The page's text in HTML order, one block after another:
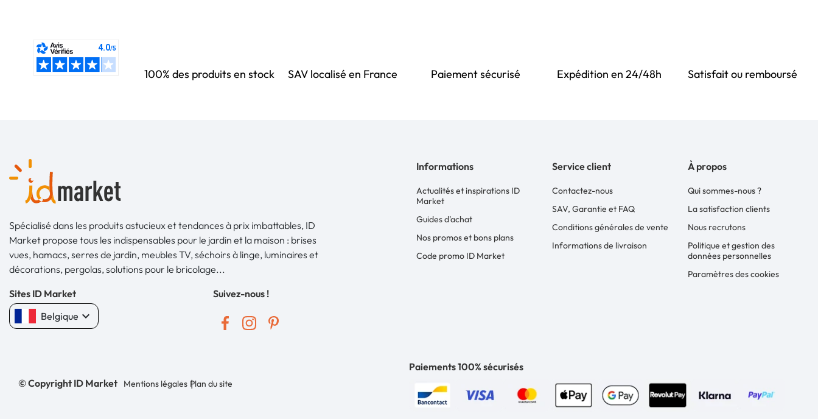
100% des produits en stock SAV localisé en France Paiement sécurisé Expédition en 24/48h Satisfait ou remboursé
Spécialisé dans les produits astucieux et tendances à prix imbattables, ID
Market propose tous les indispensables pour le jardin et la maison : brises
vues, hamacs, serres de jardin, meubles TV, séchoirs à linge, luminaires et
décorations, pergolas, solutions pour le bricolage...
Sites ID Market
Belgique keyboard_arrow_down
Suivez-nous !
Informations
Actualités et inspirations ID
Market
Guides d'achat
Nos promos et bons plans
Code promo ID Market
Service client
Contactez-nous
SAV, Garantie et FAQ
Conditions générales de vente
Informations de livraison
À propos
Qui sommes-nous ?
La satisfaction clients
Nous recrutons
Politique et gestion des
données personnelles
Paramètres des cookies
© Copyright ID Market Mentions légales Plan du site
Paiements 100% sécurisés